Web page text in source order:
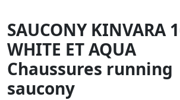
SAUCONY KINVARA
WHITE ET AQUA
Chaussures running
saucony